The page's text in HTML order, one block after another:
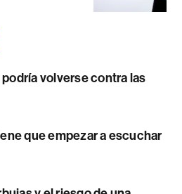
volverse contra las
que empezar a escuchar